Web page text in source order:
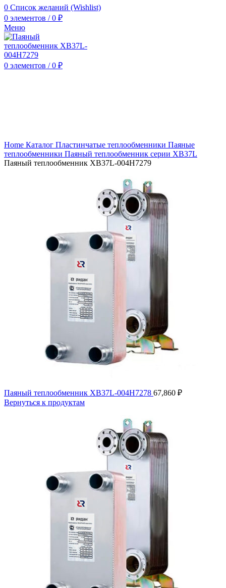
0 Список желаний (Wishlist)
0 элементов / 0 ₽
Меню
0 элементов / 0 ₽
Home Каталог Пластинчатые теплообменники Паяные
теплообменники Паяный теплообменник серии XB37L
Паяный теплообменник XB37L-004H7279
Паяный теплообменник XB37L-004H7278 67,860 ₽
Вернуться к продуктам